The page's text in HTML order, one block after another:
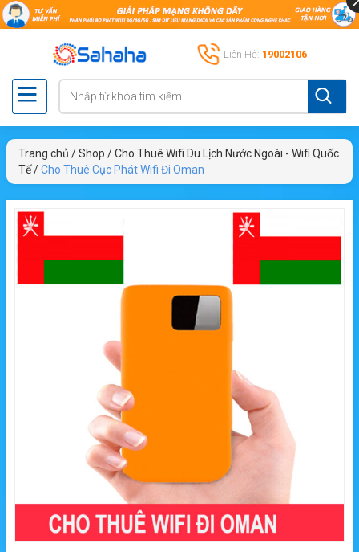
Liên Hệ: 19002106
Trang chủ /Shop /Cho Thuê Wifi Du Lịch Nước Ngoài - Wifi Quốc
Tế/Cho Thuê Cục Phát Wifi Đi Oman